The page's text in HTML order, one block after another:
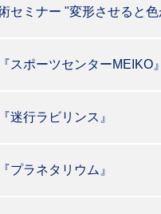
セミナー "変形させると
スポーツセンターMEIKO』
迷行ラビリンス』
プラネタリウム』